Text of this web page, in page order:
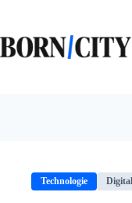
springen
Technologie